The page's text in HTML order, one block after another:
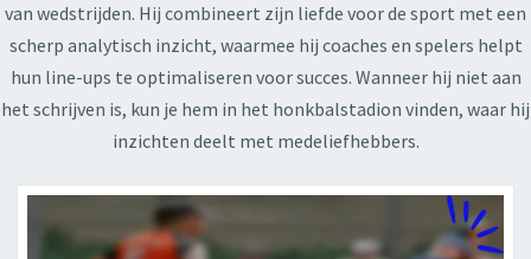
van wedstrijden. Hij combineert zijn liefde voor de sport met een
scherp analytisch inzicht, waarmee hij coaches en spelers helpt
hun line-ups te optimaliseren voor succes. Wanneer hij niet aan
het schrijven is, kun je hem in het honkbalstadion vinden, waar hij
inzichten deelt met medeliefhebbers.